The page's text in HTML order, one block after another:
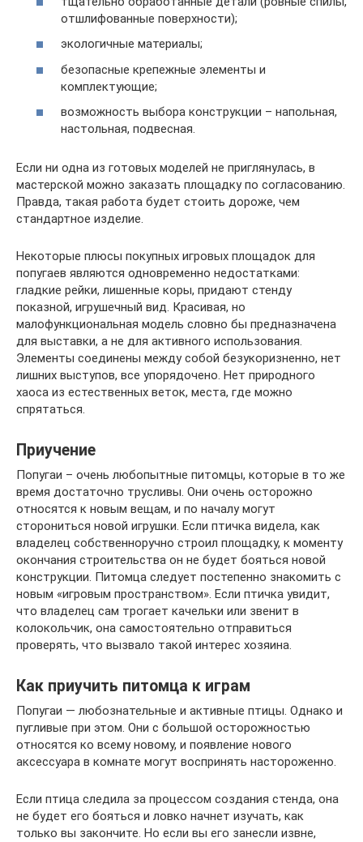
отшлифованные поверхности);
экологичные материалы;
безопасные крепежные элементы и
комплектующие;
возможность выбора конструкции – напольная,
настольная, подвесная.
Если ни одна из готовых моделей не приглянулась, в
мастерской можно заказать площадку по согласованию.
Правда, такая работа будет стоить дороже, чем
стандартное изделие.
Некоторые плюсы покупных игровых площадок для
попугаев являются одновременно недостатками:
гладкие рейки, лишенные коры, придают стенду
показной, игрушечный вид. Красивая, но
малофункциональная модель словно бы предназначена
для выставки, а не для активного использования.
Элементы соединены между собой безукоризненно, нет
лишних выступов, все упорядочено. Нет природного
хаоса из естественных веток, места, где можно
спрятаться.
Приучение
Попугаи – очень любопытные питомцы, которые в то же
время достаточно трусливы. Они очень осторожно
относятся к новым вещам, и по началу могут
сторониться новой игрушки. Если птичка видела, как
владелец собственноручно строил площадку, к моменту
окончания строительства он не будет бояться новой
конструкции. Питомца следует постепенно знакомить с
новым «игровым пространством». Если птичка увидит,
что владелец сам трогает качельки или звенит в
колокольчик, она самостоятельно отправиться
проверять, что вызвало такой интерес хозяина.
Как приучить питомца к играм
Попугаи — любознательные и активные птицы. Однако и
пугливые при этом. Они с большой осторожностью
относятся ко всему новому, и появление нового
аксессуара в комнате могут воспринять настороженно.
Если птица следила за процессом создания стенда, она
не будет его бояться и ловко начнет изучать, как
только вы закончите. Но если вы его занесли извне,